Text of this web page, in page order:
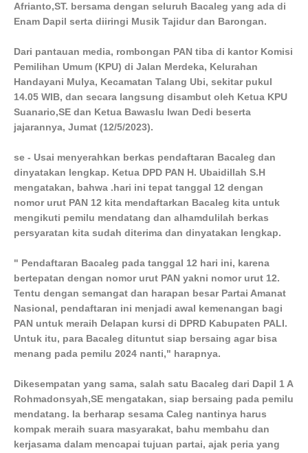
Afrianto,ST. bersama dengan seluruh Bacaleg yang ada di
Enam Dapil serta diiringi Musik Tajidur dan Barongan.
Dari pantauan media, rombongan PAN tiba di kantor Komisi
Pemilihan Umum (KPU) di Jalan Merdeka, Kelurahan
Handayani Mulya, Kecamatan Talang Ubi, sekitar pukul
14.05 WIB, dan secara langsung disambut oleh Ketua KPU
Suanario,SE dan Ketua Bawaslu Iwan Dedi beserta
jajarannya, Jumat (12/5/2023).
se - Usai menyerahkan berkas pendaftaran Bacaleg dan
dinyatakan lengkap. Ketua DPD PAN H. Ubaidillah S.H
mengatakan, bahwa .hari ini tepat tanggal 12 dengan
nomor urut PAN 12 kita mendaftarkan Bacaleg kita untuk
mengikuti pemilu mendatang dan alhamdulilah berkas
persyaratan kita sudah diterima dan dinyatakan lengkap.
" Pendaftaran Bacaleg pada tanggal 12 hari ini, karena
bertepatan dengan nomor urut PAN yakni nomor urut 12.
Tentu dengan semangat dan harapan besar Partai Amanat
Nasional, pendaftaran ini menjadi awal kemenangan bagi
PAN untuk meraih Delapan kursi di DPRD Kabupaten PALI.
Untuk itu, para Bacaleg dituntut siap bersaing agar bisa
menang pada pemilu 2024 nanti," harapnya.
Dikesempatan yang sama, salah satu Bacaleg dari Dapil 1 A
Rohmadonsyah,SE mengatakan, siap bersaing pada pemilu
mendatang. Ia berharap sesama Caleg nantinya harus
kompak meraih suara masyarakat, bahu membahu dan
kerjasama dalam mencapai tujuan partai, ajak peria yang